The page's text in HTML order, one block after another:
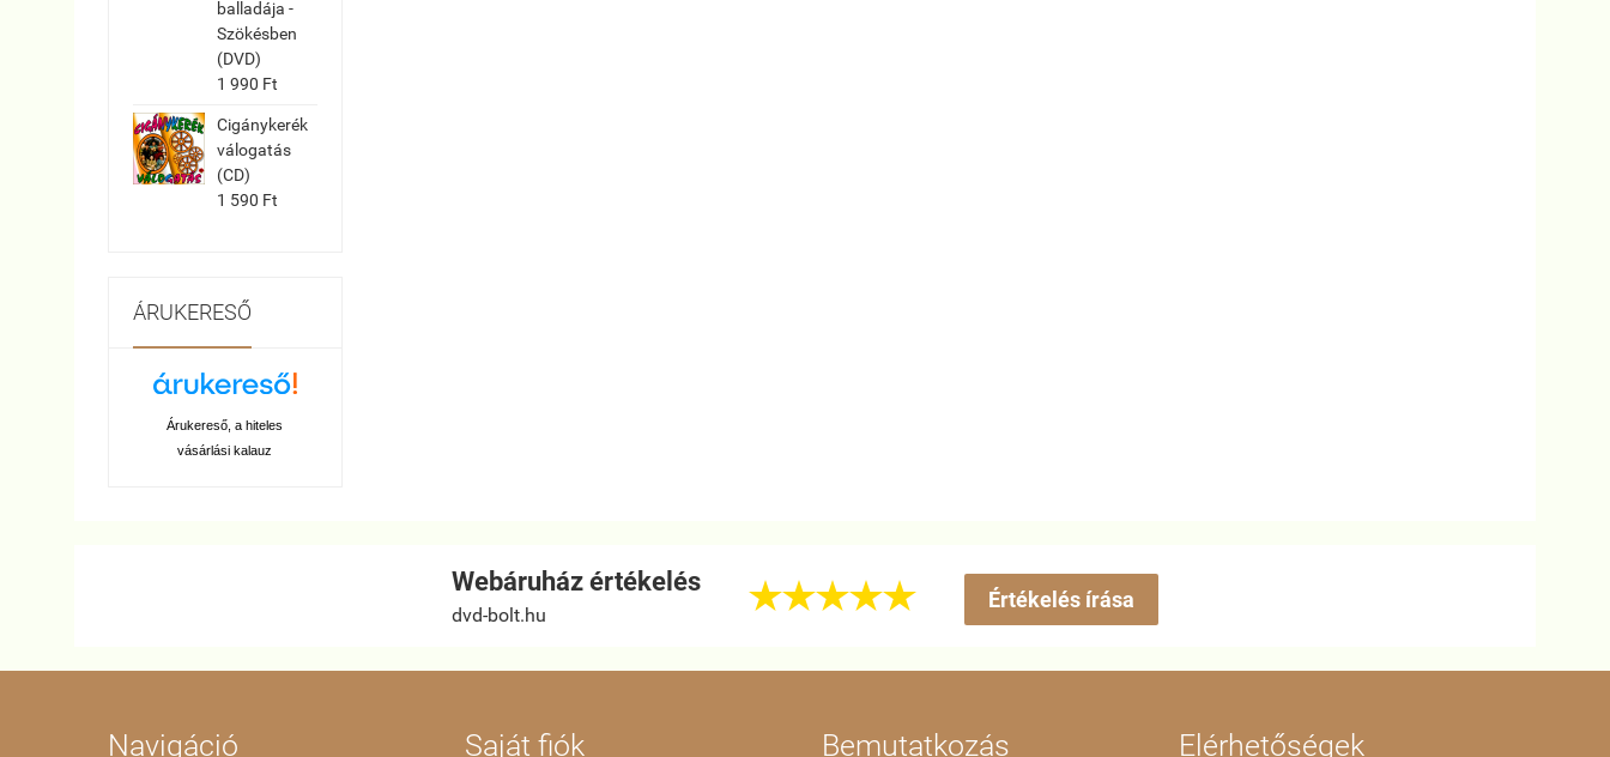
balladája -
Szökésben
(DVD)
1 990 Ft
Cigánykerék
válogatás
(CD)
1 590 Ft
ÁRUKERESŐ
Árukereső, a hiteles
vásárlási kalauz
Webáruház értékelés
dvd-bolt.hu
 Értékelés írása
Navigáció Saját fiók Bemutatkozás Elérhetőségek